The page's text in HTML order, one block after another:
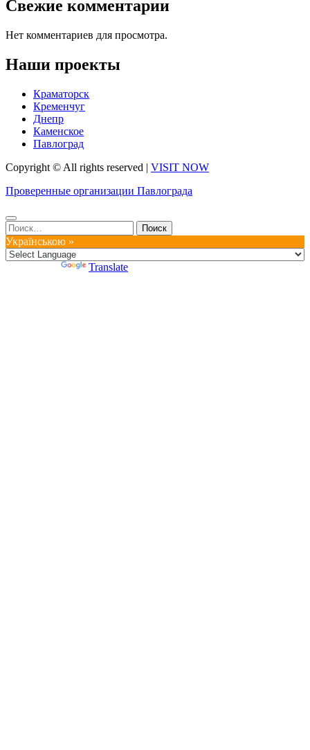
Свежие комментарии
Нет комментариев для просмотра.
Наши проекты
Краматорск
Кременчуг
Днепр
Каменское
Павлоград
Copyright © All rights reserved | VISIT NOW
Проверенные организации Павлограда
Найти:
Українською »
Translate